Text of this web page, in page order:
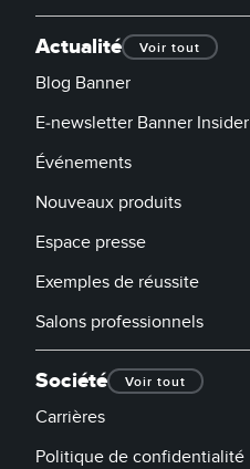
Actualité Voir tout
Blog Banner
E-newsletter Banner Insider
Événements
Nouveaux produits
Espace presse
Exemples de réussite
Salons professionnels
Société Voir tout
Carrières
Politique de confidentialité